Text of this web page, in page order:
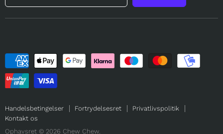
Handelsbetingelser Fortrydelsesret
Privatlivspolitik
Kontakt os
Ophavsret © 2026 Chew Chew.